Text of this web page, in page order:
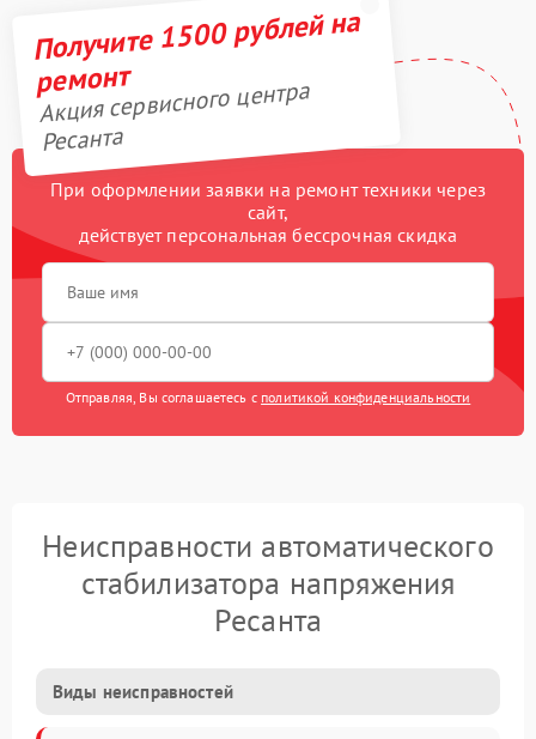
Получите 1500 рублей на
ремонт
Акция сервисного центра
Ресанта
При оформлении заявки на ремонт техники через
сайт,
действует персональная бессрочная скидка
Отправляя, Вы соглашаетесь с политикой конфиденциальности
Неисправности автоматического
стабилизатора напряжения
Ресанта
Виды неисправностей